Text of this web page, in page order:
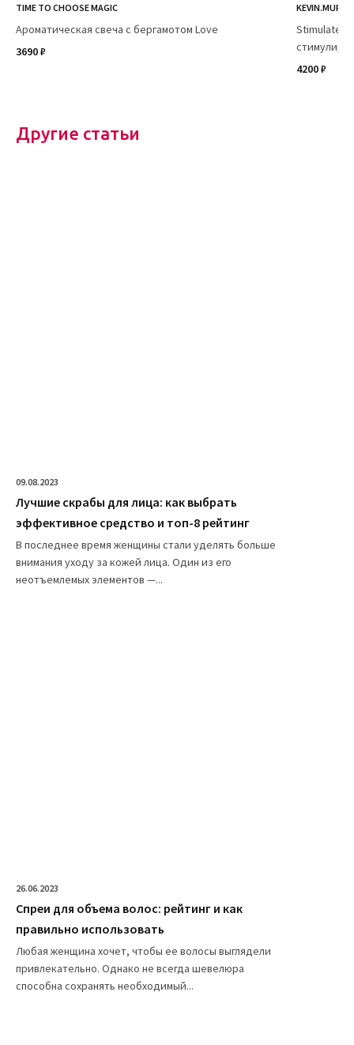
TIME TO CHOOSE MAGIC
Ароматическая свеча с бергамотом Love
3690 ₽
Stimulate
4200 ₽
Другие статьи
09.08.2023
Лучшие скрабы для лица: как выбрать
эффективное средство и топ-8 рейтинг
В последнее время женщины стали уделять больше
внимания уходу за кожей лица. Один из его
неотъемлемых элементов —...
26.06.2023
Спреи для объема волос: рейтинг и как
правильно использовать
Любая женщина хочет, чтобы ее волосы выглядели
привлекательно. Однако не всегда шевелюра
способна сохранять необходимый...